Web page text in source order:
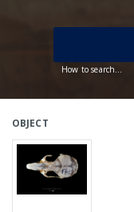
How to search...
OBJECT